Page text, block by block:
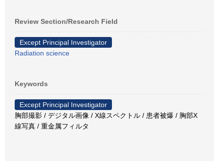
Review Section/Research Field
Except Principal Investigator
Radiation science
Keywords
Except Principal Investigator
胸部撮影 / デジタル画像 / X線スペクトル / 患者被爆 / 胸部X
線写真 / 重金属フィルタ